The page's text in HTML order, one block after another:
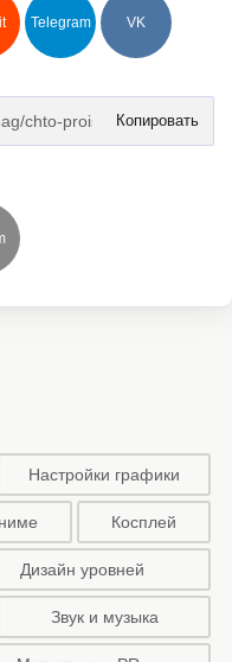
Telegram VK
Копировать
Настройки графики
Косплей
Дизайн уровней
Звук и музыка